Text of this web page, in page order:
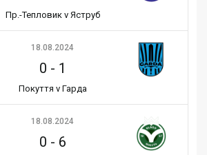
Пр.-Тепловик v Яструб
18.08.2024
0 - 1
Покуття v Гарда
18.08.2024
0 - 6